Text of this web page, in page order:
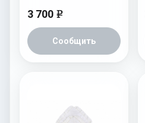
3 700 e
Сообщить